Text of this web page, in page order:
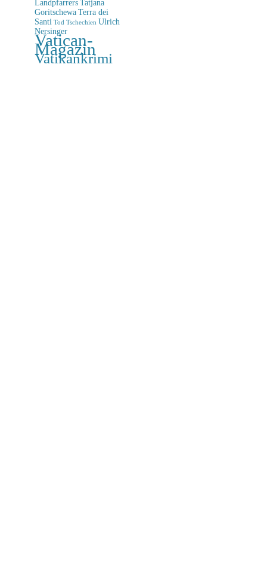
Landpfarrers Tatjana
Goritschewa Terra dei
Santi Tod Tschechien Ulrich
Nersinger
Vatican-
Magazin
Vatikankrimi